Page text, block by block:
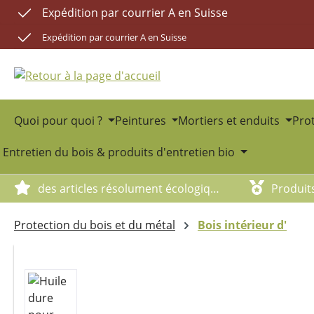
au contenu principal
Passer à la recherche
Passer à la navigation principale
Expédition par courrier A en Suisse
Expédition par courrier A en Suisse
Quoi pour quoi ? Peintures Mortiers et enduits
Entretien du bois & produits d'entretien bio
des articles résolument écologiques
Protection du bois et du métal Bois intérieur d'
Ignorer la galerie d'images